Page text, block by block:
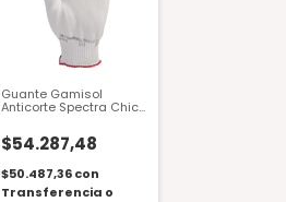
Guante Gamisol
Anticorte Spectra Chico
Unidad
$54.287,48
$50.487,36con
Transferencia o